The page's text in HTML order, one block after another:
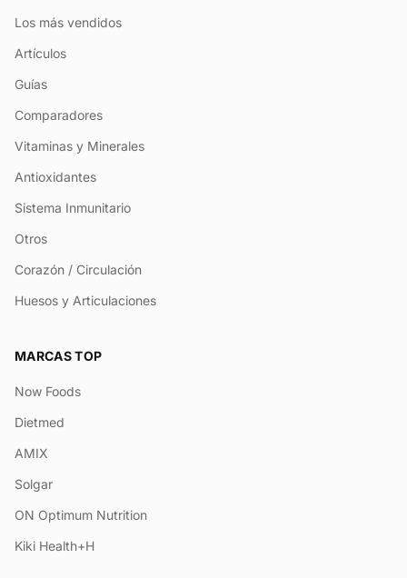
Los más vendidos
Artículos
Guías
Comparadores
Vitaminas y Minerales
Antioxidantes
Sistema Inmunitario
Otros
Corazón / Circulación
Huesos y Articulaciones
MARCAS TOP
Now Foods
Dietmed
AMIX
Solgar
ON Optimum Nutrition
Kiki Health+H